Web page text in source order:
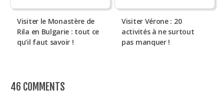
Visiter le Monastère de
Rila en Bulgarie : tout ce
qu’il faut savoir !
Visiter Vérone : 20
activités à ne surtout
pas manquer !
46 COMMENTS